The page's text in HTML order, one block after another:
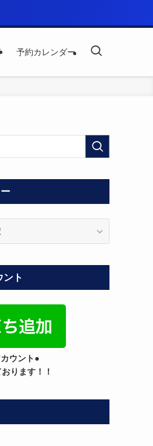
予約カレンダー
ント
ウント●
ります！！